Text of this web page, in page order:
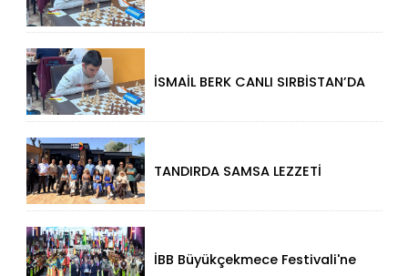
İSMAİL BERK CANLI SIRBİSTAN’DA
TANDIRDA SAMSA LEZZETİ
İBB Büyükçekmece Festivali'ne